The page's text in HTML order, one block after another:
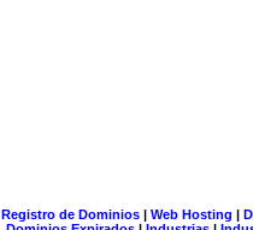
Registro de Dominios| Web Hosting |